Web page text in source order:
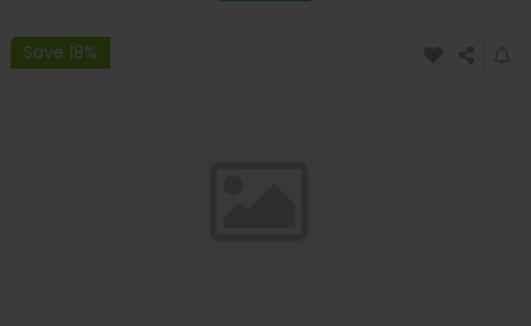
Save 18%